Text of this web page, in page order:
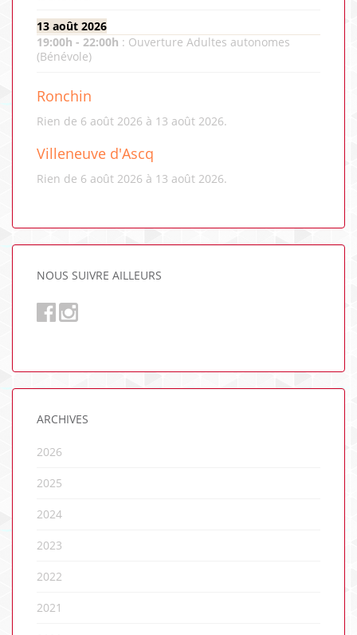
13 août 2026
19:00h - 22:00h : Ouverture Adultes autonomes
(Bénévole)
Ronchin
Rien de 6 août 2026 à 13 août 2026.
Villeneuve d'Ascq
Rien de 6 août 2026 à 13 août 2026.
NOUS SUIVRE AILLEURS
ARCHIVES
2026
2025
2024
2023
2022
2021